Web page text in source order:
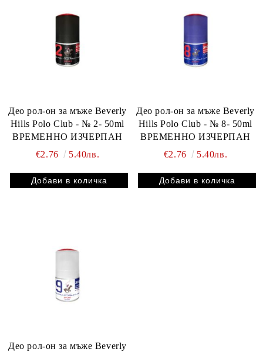
Део рол-он за мъже Beverly
Hills Polo Club - № 2- 50ml
ВРЕМЕННО ИЗЧЕРПАН
€2.76
5.40лв.
Део рол-он за мъже Beverly
Hills Polo Club - № 8- 50ml
ВРЕМЕННО ИЗЧЕРПАН
€2.76
5.40лв.
Део рол-он за мъже Beverly